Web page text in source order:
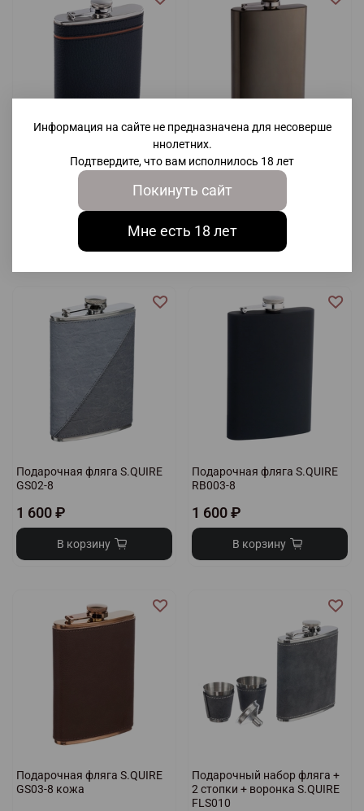
Подарочная фляга S.QUIRE
Подарочная фляга S.QUIRE
PD016-9 глянцевая
1 600 ₽
В корзину
Подарочная фляга S.QUIRE
GS02-8
1 600 ₽
В корзину
Подарочная фляга S.QUIRE
RB003-8
1 600 ₽
В корзину
Подарочная фляга S.QUIRE
GS03-8 кожа
Подарочный набор фляга +
2 стопки + воронка S.QUIRE
FLS010
Информация на сайте не предназначена для несоверше
ннолетних.
Подтвердите, что вам исполнилось 18 лет
Покинуть сайт
Мне есть 18 лет